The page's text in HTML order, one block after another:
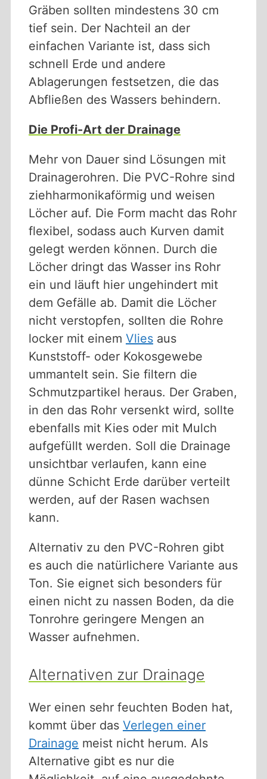
Gräben sollten mindestens 30 cm
tief sein. Der Nachteil an der
einfachen Variante ist, dass sich
schnell Erde und andere
Ablagerungen festsetzen, die das
Abfließen des Wassers behindern.
Die Profi-Art der Drainage
Mehr von Dauer sind Lösungen mit
Drainagerohren. Die PVC-Rohre sind
ziehharmonikaförmig und weisen
Löcher auf. Die Form macht das Rohr
flexibel, sodass auch Kurven damit
gelegt werden können. Durch die
Löcher dringt das Wasser ins Rohr
ein und läuft hier ungehindert mit
dem Gefälle ab. Damit die Löcher
nicht verstopfen, sollten die Rohre
locker mit einem Vlies aus
Kunststoff- oder Kokosgewebe
ummantelt sein. Sie filtern die
Schmutzpartikel heraus. Der Graben,
in den das Rohr versenkt wird, sollte
ebenfalls mit Kies oder mit Mulch
aufgefüllt werden. Soll die Drainage
unsichtbar verlaufen, kann eine
dünne Schicht Erde darüber verteilt
werden, auf der Rasen wachsen
kann.
Alternativ zu den PVC-Rohren gibt
es auch die natürlichere Variante aus
Ton. Sie eignet sich besonders für
einen nicht zu nassen Boden, da die
Tonrohre geringere Mengen an
Wasser aufnehmen.
Alternativen zur Drainage
Wer einen sehr feuchten Boden hat,
kommt über das Verlegen einer
Drainage meist nicht herum. Als
Alternative gibt es nur die